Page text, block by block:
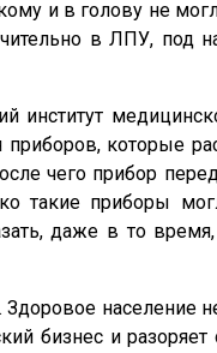
и в голову не
в ЛПУ, под
которые
чего прибор
такие приборы
даже в то
население
бизнес и